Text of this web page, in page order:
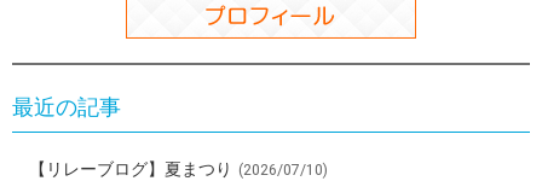
最近の記事
【リレーブログ】夏まつり (2026/07/10)